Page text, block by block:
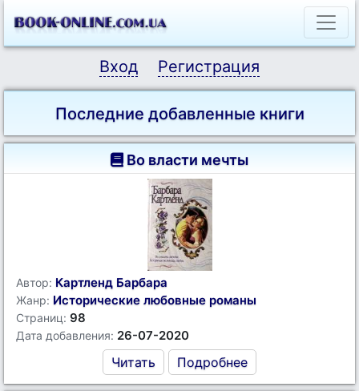
Вход Регистрация
Последние добавленные книги
Во власти мечты
Автор: Картленд Барбара
Жанр: Исторические любовные романы
Страниц: 98
Дата добавления: 26-07-2020
Читать Подробнее